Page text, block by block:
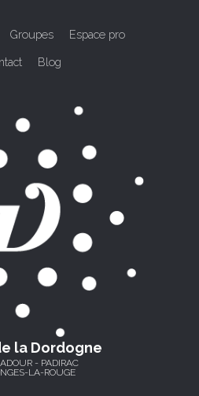
Groupes Espace pro
Blog
la Dordogne
- PADIRAC
LA-ROUGE